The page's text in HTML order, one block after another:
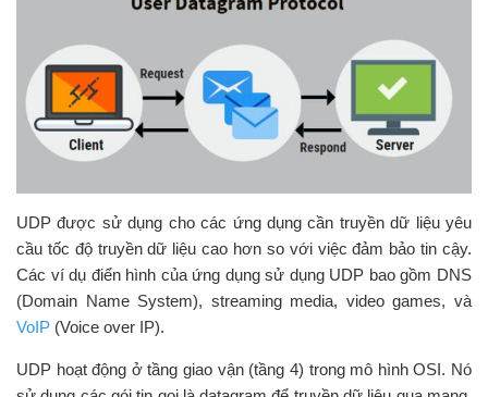
UDP được sử dụng cho các ứng dụng cần truyền dữ liệu yêu
cầu tốc độ truyền dữ liệu cao hơn so với việc đảm bảo tin cậy.
Các ví dụ điển hình của ứng dụng sử dụng UDP bao gồm DNS
(Domain Name System), streaming media, video games, và
VoIP (Voice over IP).
UDP hoạt động ở tầng giao vận (tầng 4) trong mô hình OSI. Nó